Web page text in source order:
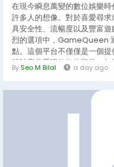
在現今瞬息萬變的數位娛樂
許多人的想像。對於喜愛尋
具安全性、流暢度以及豐富
烈的選項中，GameQueen
點。這個平台不僅僅是一個
體驗完美重現的數位殿堂。
歡在經典桌面遊戲中展現策略
性與沉浸感往往是決定一個
如同身臨其境般的真實賭場
常親自前往實體賭場的玩家
地開啟一段屬於自己的精彩冒
By Seo M Bilal a day ago